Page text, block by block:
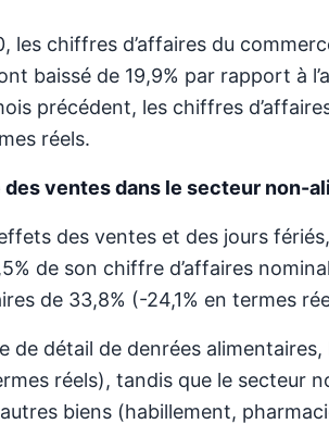
les chiffres d’affaires du
baissé de 19,9% par rapport à
précédent, les chiffres
réels.
des ventes dans le secteur non-
des ventes et des jours
de son chiffre d’affaires
de 33,8% (-24,1% en termes
de détail de denrées
réels), tandis que le secteur
biens (habillement,